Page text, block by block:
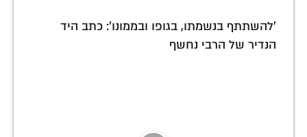
'להשתתף בנשמתו, בגופו ובממונו': כתב היד
הנדיר של הרבי נחשף